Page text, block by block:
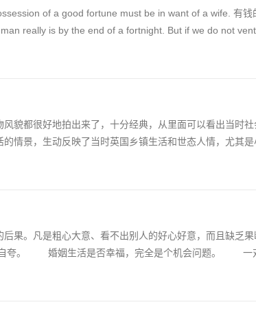
of a good fortune must be in want of a wife. 有钱
really is by the end of a fortnight. But if we do not
貌都很好地拍出来了，十分经典，从里面可以看出当时
情景，生动反映了当时英国乡镇生活和世态人情，尤其
果。凡是粗心大意、看不出别人的好心好意，而且缺乏
夸。 婚姻生活是否幸福，完全是个机会问题。 一